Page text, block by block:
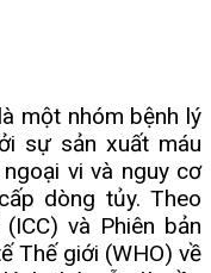
một nhóm bệnh lý
sự sản xuất máu
vi và nguy cơ
dòng tủy. Theo
và Phiên bản
Thế giới (WHO) về